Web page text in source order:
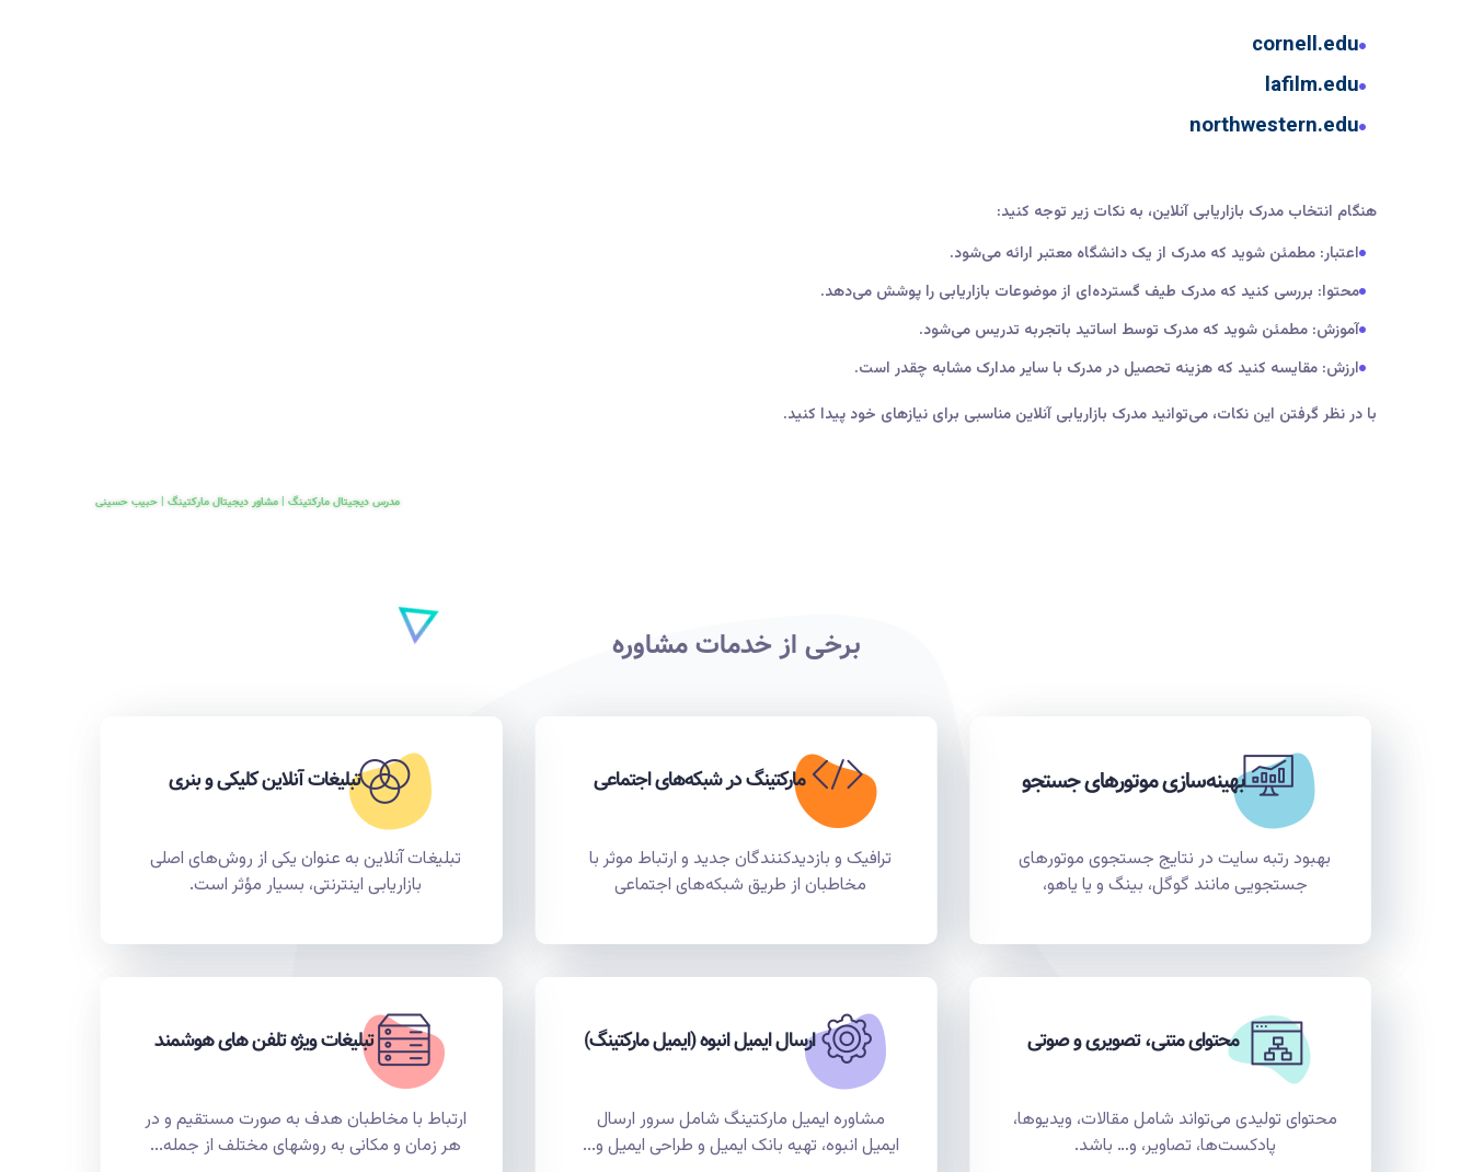
cornell.edu
lafilm.edu
northwestern.edu
هنگام انتخاب مدرک بازاریابی آنلاین، به نکات زیر توجه کنید:
اعتبار: مطمئن شوید که مدرک از یک دانشگاه معتبر ارائه می‌شود.
محتوا: بررسی کنید که مدرک طیف گسترده‌ای از موضوعات بازاریابی را پوشش می‌دهد.
آموزش: مطمئن شوید که مدرک توسط اساتید باتجربه تدریس می‌شود.
ارزش: مقایسه کنید که هزینه تحصیل در مدرک با سایر مدارک مشابه چقدر است.
با در نظر گرفتن این نکات، می‌توانید مدرک بازاریابی آنلاین مناسبی برای نیازهای خود پیدا کنید.
مدرس دیجیتال مارکتینگ | مشاور دیجیتال مارکتینگ | حبیب حسینی
برخی از خدمات مشاوره
بهینه‌سازی موتورهای جستجو
بهبود رتبه سایت در نتایج جستجوی موتورهای
جستجویی مانند گوگل، بینگ و یا یاهو،
محتوای متنی، تصویری و صوتی
محتوای تولیدی می‌تواند شامل مقالات، ویدیوها،
پادکست‌ها، تصاویر، و… باشد.
مارکتینگ در شبکه‌های اجتماعی
ترافیک و بازدیدکنندگان جدید و ارتباط موثر با
مخاطبان از طریق شبکه‌های اجتماعی
ارسال ایمیل انبوه (ایمیل مارکتینگ)
مشاوره ایمیل مارکتینگ شامل سرور ارسال
ایمیل انبوه، تهیه بانک ایمیل و طراحی ایمیل و...
تبلیغات آنلاین کلیکی و بنری
تبلیغات آنلاین به عنوان یکی از روش‌های اصلی
بازاریابی اینترنتی، بسیار مؤثر است.
تبلیغات ویژه تلفن های هوشمند
ارتباط با مخاطبان هدف به صورت مستقیم و در
هر زمان و مکانی به روشهای مختلف از جمله...